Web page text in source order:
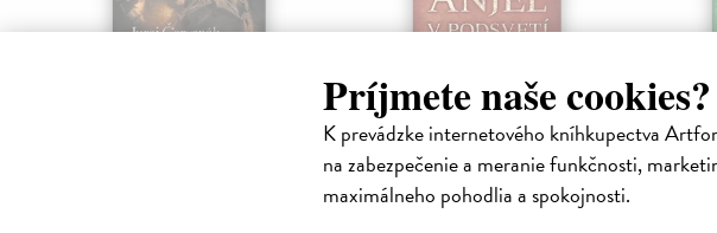
Príjmete naše cookies?
K prevádzke internetového kníhkupectva
na zabezpečenie a meranie funkčnosti,
maximálneho pohodlia a spokojnosti.
Anjel v podsvetí